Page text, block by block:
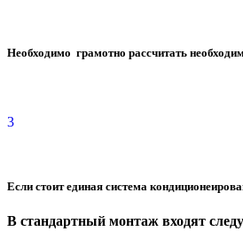
Необходимо грамотно рассчитать
3
Если стоит единая система
В стандартный монтаж входят